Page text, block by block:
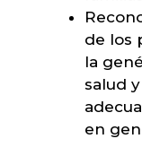
de los
la
salud
en